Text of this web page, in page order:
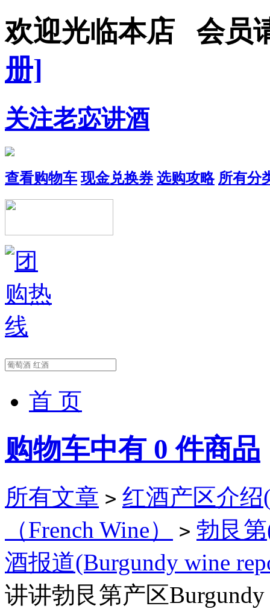
欢迎光临本店 会员
册]
关注老宓讲酒
查看购物车 现金兑换券 选购攻略 所有分
首 页
购物车中有 0 件商品
所有文章 > 红酒产区介绍
（French Wine）
> 勃艮
酒报道(Burgundy wine
讲讲勃艮第产区Burgundy